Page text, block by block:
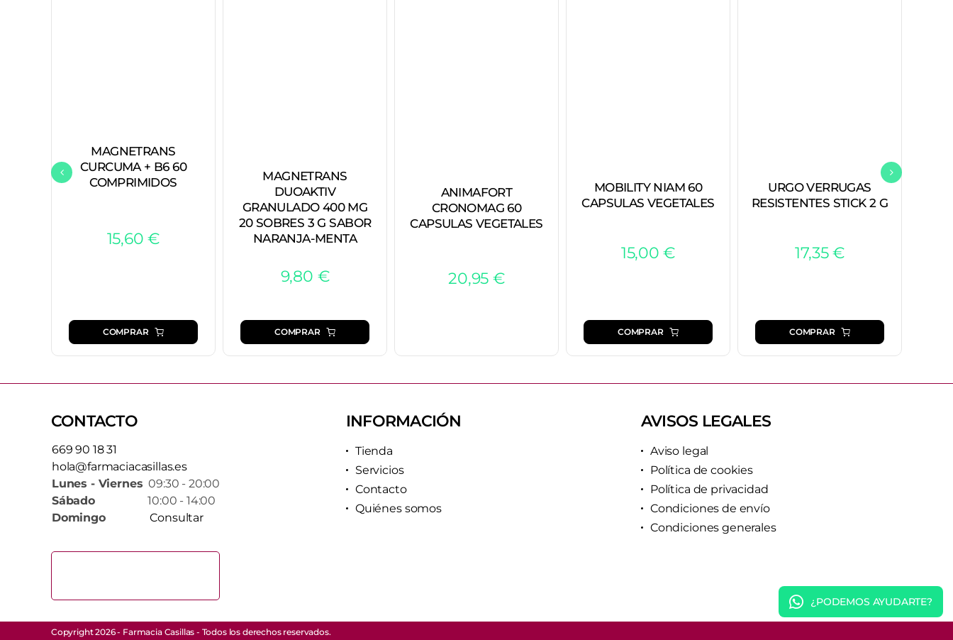
MAGNETRANS
CURCUMA + B6 60
COMPRIMIDOS
15,60€
COMPRAR
MAGNETRANS
DUOAKTIV
GRANULADO 400 MG
20 SOBRES 3 G SABOR
NARANJA-MENTA
9,80 €
COMPRAR
ANIMAFORT
CRONOMAG 60
CAPSULAS VEGETALES
20,95 €
MOBILITY NIAM 60
CAPSULAS VEGETALES
15,00€
COMPRAR
URGO VERRUGAS
RESISTENTES STICK 2 G
17,35€
COMPRAR
CONTACTO
669 90 18 31
hola@farmaciacasillas.es
Lunes - Viernes 09:30 - 20:00
Sábado10:00 - 14:00
Domingo
Consultar
INFORMACIÓN
Tienda
Servicios
Contacto
Quiénes somos
AVISOS LEGALES
Aviso legal
Política de cookies
Política de privacidad
Condiciones de envío
Condiciones generales
Copyright 2026 - Farmacia Casillas - Todos los derechos reservados.
¿PODEMOS AYUDARTE?